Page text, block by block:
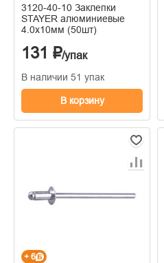
3120-40-10 Заклепки
STAYER алюминиевые
4.0х10мм (50шт)
131 ₽/упак
В наличии 51 упак
В корзину
+ 6